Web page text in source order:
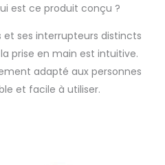
matériau isolant,
imperméable et
ignifuge, idéal pour
une utilisation à
haute température.
Le corps du fer est
est ce produit conçu ?
et ses interrupteurs distincts
prise en main est intuitive.
adapté aux personnes
et facile à utiliser.